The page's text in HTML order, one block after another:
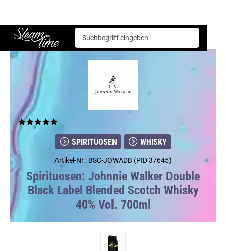
Steam time
Spirituosen Whisky Johnnie Walker Double Black Label Blended Scotch Whisky 40% Vol. 700ml
SPIRITUOSEN WHISKY
Artikel-Nr.: BSC-JOWADB (PID 37645)
Spirituosen: Johnnie Walker Double
Black Label Blended Scotch Whisky
40% Vol. 700ml